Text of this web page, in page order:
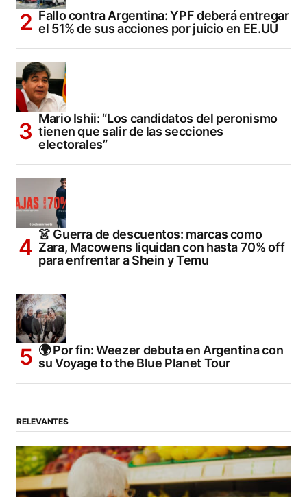
Fallo contra Argentina: YPF deberá entregar
el 51% de sus acciones por juicio en EE.UU
Mario Ishii: “Los candidatos del peronismo
tienen que salir de las secciones
electorales”
👗 Guerra de descuentos: marcas como
Zara, Macowens liquidan con hasta 70% off
para enfrentar a Shein y Temu
🌍 Por fin: Weezer debuta en Argentina con
su Voyage to the Blue Planet Tour
RELEVANTES